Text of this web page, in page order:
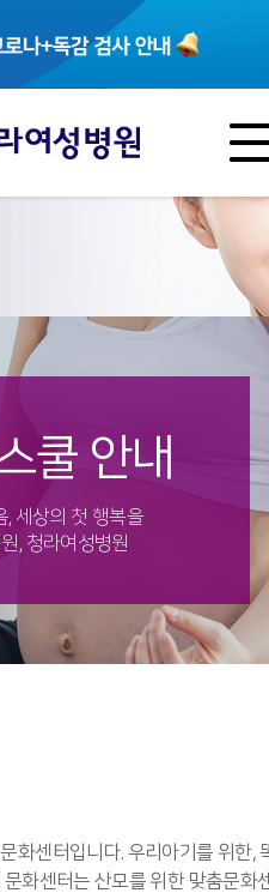
쿨 안내
, 세상의 첫 행복을
, 청라여성병원
화센터입니다. 우리아기를 위한,
화센터는 산모를 위한 맞춤문화